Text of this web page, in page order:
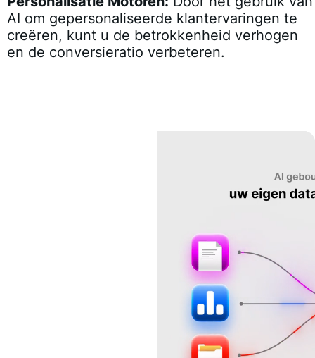
AI om gepersonaliseerde klantervaringen te
creëren, kunt u de betrokkenheid verhogen
en de conversieratio verbeteren.